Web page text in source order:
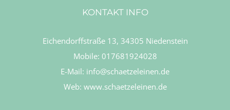
KONTAKT INFO
Eichendorffstraße 13, 34305 Niedenstein
Mobile: 017681924028
E-Mail: info@schaetzeleinen.de
Web: www.schaetzeleinen.de